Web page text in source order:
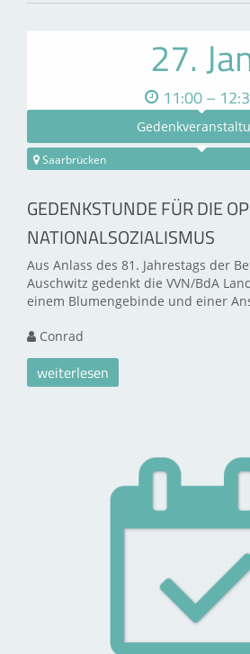
27.
11:00 –
Saarbrücken
GEDENKSTUNDE FÜR DIE
NATIONALSOZIALISMUS
Aus Anlass des 81. Jahrestags der
Auschwitz gedenkt die VVN/BdA
einem Blumengebinde und einer
Conrad
weiterlesen